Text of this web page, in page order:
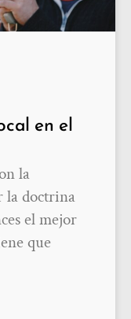
en el
la
la doctrina
el mejor
que